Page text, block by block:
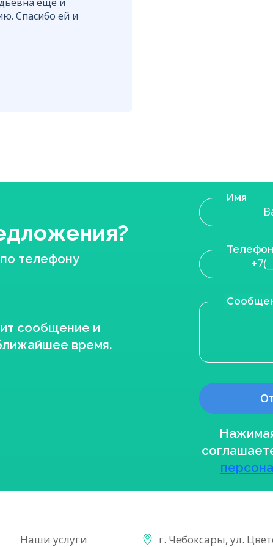
Спасибо ей и
телефону
сообщение и
время.
Имя
Телефон
Наши услуги г. Чебоксары, ул.